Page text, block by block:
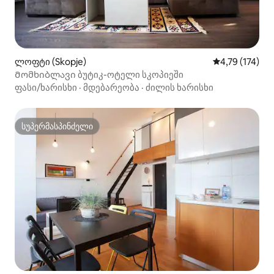
ლოფტი (Skopje) საშუალო
4,79 (174)
Მომხიბლავი ბუტიკ-ოტელი სკოპიეში
ფასი/ხარისხი · მდებარეობა · ძილის ხარისხი
სუპერმასპინძელი
სუპერმასპინძელი